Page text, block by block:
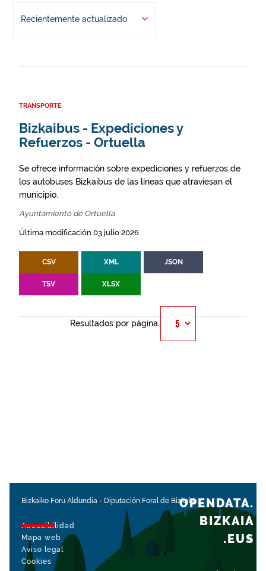
Recientemente actualizado
TRANSPORTE
Bizkaibus - Expediciones y
Refuerzos - Ortuella
Se ofrece información sobre expediciones y refuerzos de
los autobuses Bizkaibus de las líneas que atraviesan el
municipio.
Ayuntamiento de Ortuella
Última modificación 03 julio 2026
CSV XML JSON
TSV XLSX
Resultados por página
Bizkaiko Foru Aldundia - Diputación Foral de Bizkaia
Accesibilidad
Mapa web
Aviso legal
Cookies
OPENDATA.
BIZKAIA
.EUS